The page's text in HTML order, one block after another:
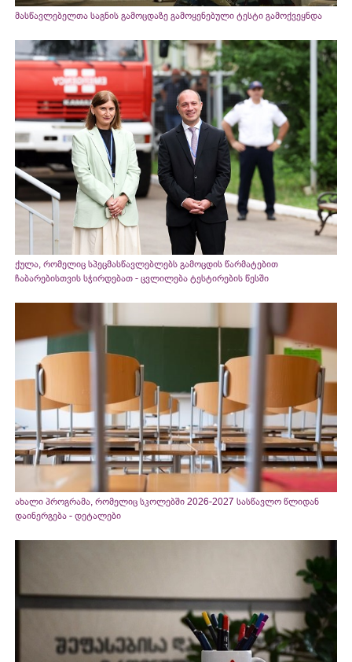
მასწავლებელთა საგნის გამოცდაზე გამოყენებული ტესტი გამოქვეყნდა
ქულა, რომელიც სპეცმასწავლებლებს გამოცდის წარმატებით
ჩაბარებისთვის სჭირდებათ - ცვლილება ტესტირების წესში
ახალი პროგრამა, რომელიც სკოლებში 2026-2027 სასწავლო წლიდან
დაინერგება - დეტალები